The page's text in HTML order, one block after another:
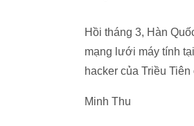
Hồi tháng 3, Hàn
mạng lưới máy tính
hacker của Triều
Minh Thu